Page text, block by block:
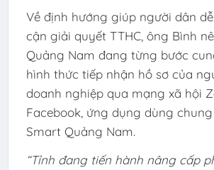
Về định hướng giúp người dân
cận giải quyết TTHC, ông Bình
Quảng Nam đang từng bước
hình thức tiếp nhận hồ sơ của
doanh nghiệp qua mạng xã hội
Facebook, ứng dụng dùng
Smart Quảng Nam.
“Tỉnh đang tiến hành nâng cấp